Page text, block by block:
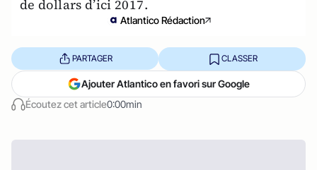
de dollars d’ici 2017.
Atlantico Rédaction
Écoutez cet article0:00min
PARTAGER CLASSER
Ajouter Atlantico en favori sur Google